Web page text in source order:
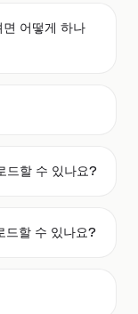
어떻게 하나
드할 수 있나요?
드할 수 있나요?